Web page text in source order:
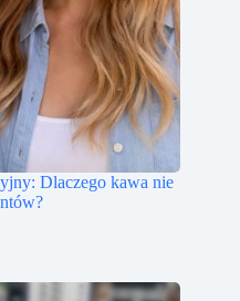
Dlaczego kawa nie